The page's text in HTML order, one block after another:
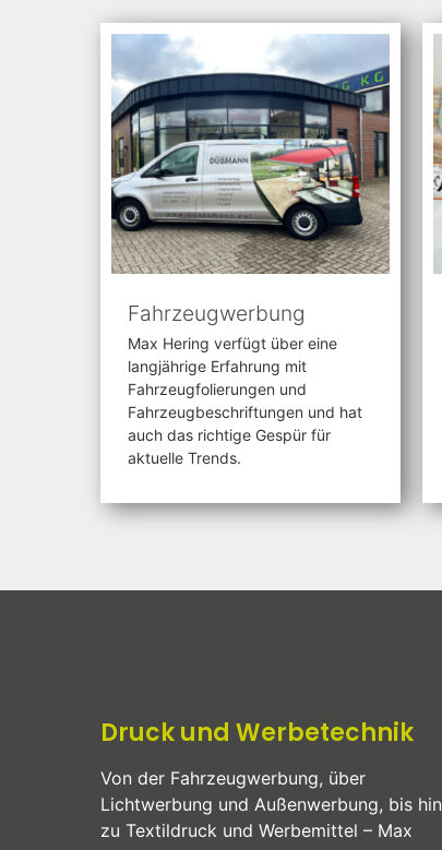
Fahrzeugwerbung
Max Hering verfügt über eine
langjährige Erfahrung mit
Fahrzeugfolierungen und
Fahrzeugbeschriftungen und hat
auch das richtige Gespür für
aktuelle Trends.
Druck und Werbetechnik
Von der Fahrzeugwerbung, über
Lichtwerbung und Außenwerbung, bis hin
zu Textildruck und Werbemittel – Max